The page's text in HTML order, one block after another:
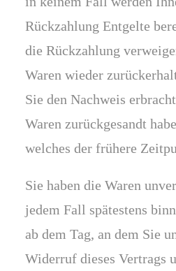
Rückzahlung Entgelte
die Rückzahlung
Waren wieder
Sie den Nachweis
Waren zurückgesandt
welches der frühere
Sie haben die Waren
jedem Fall spätestens
ab dem Tag, an dem Sie
Widerruf dieses Vertrags